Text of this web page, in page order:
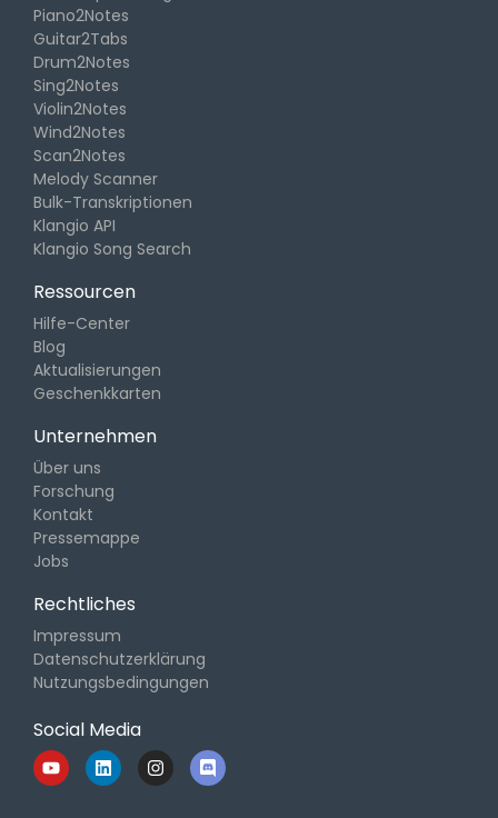
Piano2Notes
Guitar2Tabs
Drum2Notes
Sing2Notes
Violin2Notes
Wind2Notes
Scan2Notes
Melody Scanner
Bulk-Transkriptionen
Klangio API
Klangio Song Search
Ressourcen
Hilfe-Center
Blog
Aktualisierungen
Geschenkkarten
Unternehmen
Über uns
Forschung
Kontakt
Pressemappe
Jobs
Rechtliches
Impressum
Datenschutzerklärung
Nutzungsbedingungen
Social Media